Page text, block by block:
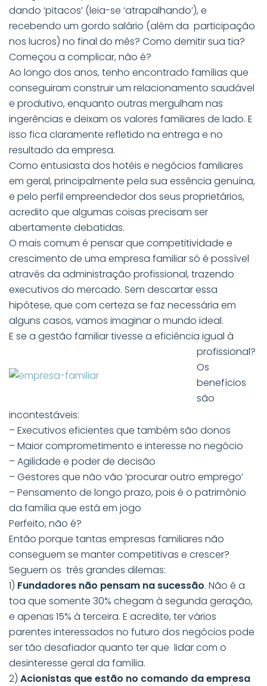
dando ‘pitacos’ (leia-se ‘atrapalhando’), e
recebendo um gordo salário (além da participação
nos lucros) no final do mês? Como demitir sua tia?
Começou a complicar, não é?
Ao longo dos anos, tenho encontrado famílias que
conseguiram construir um relacionamento saudável
e produtivo, enquanto outras mergulham nas
ingerências e deixam os valores familiares de lado. E
isso fica claramente refletido na entrega e no
resultado da empresa.
Como entusiasta dos hotéis e negócios familiares
em geral, principalmente pela sua essência genuína,
e pelo perfil empreendedor dos seus proprietários,
acredito que algumas coisas precisam ser
abertamente debatidas.
O mais comum é pensar que competitividade e
crescimento de uma empresa familiar só é possível
através da administração profissional, trazendo
executivos do mercado. Sem descartar essa
hipótese, que com certeza se faz necessária em
alguns casos, vamos imaginar o mundo ideal.
E se a gestão familiar tivesse a eficiência igual à
profissional?
Os
benefícios
são
incontestáveis:
– Executivos eficientes que também são donos
– Maior comprometimento e interesse no negócio
– Agilidade e poder de decisão
– Gestores que não vão ‘procurar outro emprego’
– Pensamento de longo prazo, pois é o patrimônio
da família que está em jogo
Perfeito, não é?
Então porque tantas empresas familiares não
conseguem se manter competitivas e crescer?
Seguem os três grandes dilemas:
1) Fundadores não pensam na sucessão. Não é a
toa que somente 30% chegam à segunda geração,
e apenas 15% à terceira. E acredite, ter vários
parentes interessados no futuro dos negócios pode
ser tão desafiador quanto ter que lidar com o
desinteresse geral da família.
2) Acionistas que estão no comando da empresa